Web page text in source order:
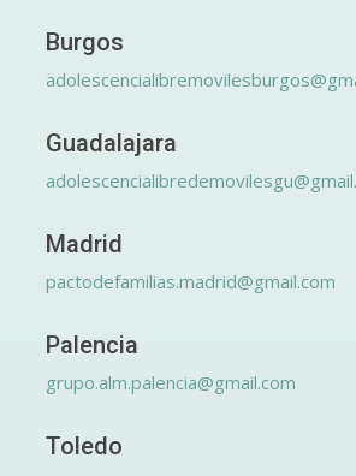
Burgos
Guadalajara
Madrid
pactodefamilias.madrid@gmail.com
Palencia
grupo.alm.palencia@gmail.com
Toledo